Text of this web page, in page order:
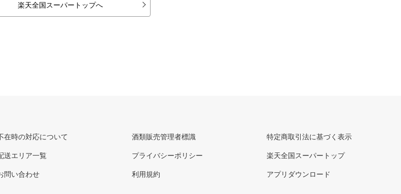
楽天全国スーパートップへ
在時の対応について
送エリア一覧
問い合わせ
酒類販売管理者標識
プライバシーポリシー
利用規約
特定商取引法に基づく表示
楽天全国スーパートップ
アプリダウンロード